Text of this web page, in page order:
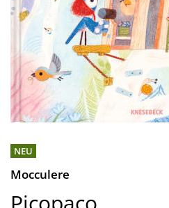
NEU
Mocculere